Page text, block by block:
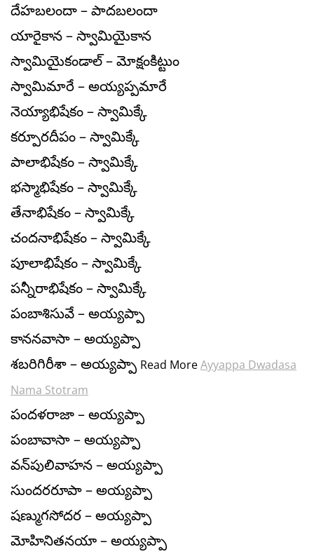
దేహబలందా – పాదబలందా
యారైకాన – స్వామియైకాన
స్వామియైకండాల్ – మోక్షంకిట్టుం
స్వామిమారే – అయ్యప్పమారే
నెయ్యాభిషేకం – స్వామిక్కే
కర్పూరదీపం – స్వామిక్కే
పాలాభిషేకం – స్వామిక్కే
భస్మాభిషేకం – స్వామిక్కే
తేనాభిషేకం – స్వామిక్కే
చందనాభిషేకం – స్వామిక్కే
పూలాభిషేకం – స్వామిక్కే
పన్నీరాభిషేకం – స్వామిక్కే
పంబాశిసువే – అయ్యప్పా
కాననవాసా – అయ్యప్పా
శబరిగిరీశా – అయ్యప్పా Read MoreAyyappa Dwadasa
Nama Stotram
పందళరాజా – అయ్యప్పా
పంబావాసా – అయ్యప్పా
వన్‍పులివాహన – అయ్యప్పా
సుందరరూపా – అయ్యప్పా
షణ్ముగసోదర – అయ్యప్పా
మోహినితనయా – అయ్యప్పా